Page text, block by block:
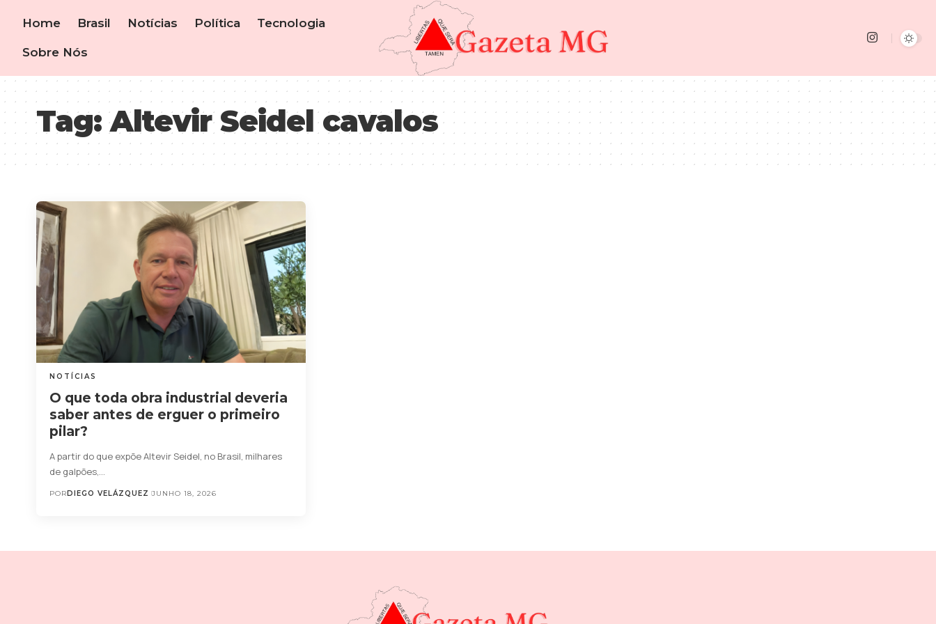
Home Brasil Notícias Política Tecnologia
Sobre Nós
Tag:Altevir Seidel cavalos
NOTÍCIAS
O que toda obra industrial deveria
saber antes de erguer o primeiro
pilar?
A partir do que expõe Altevir Seidel, no Brasil, milhares
de galpões,…
PORDIEGO VELÁZQUEZ JUNHO 18, 2026